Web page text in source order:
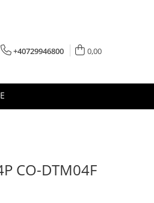
+40729946800 0,00
CO-DTM04F